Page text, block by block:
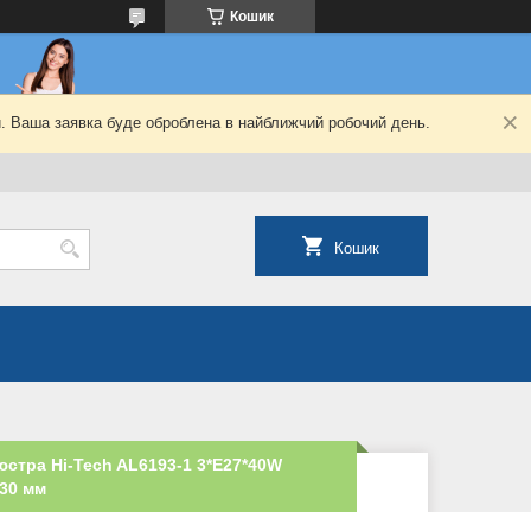
Кошик
Ваша заявка буде оброблена в найближчий робочий день.
Кошик
Hi-Tech AL6193-1 3*E27*40W
мм